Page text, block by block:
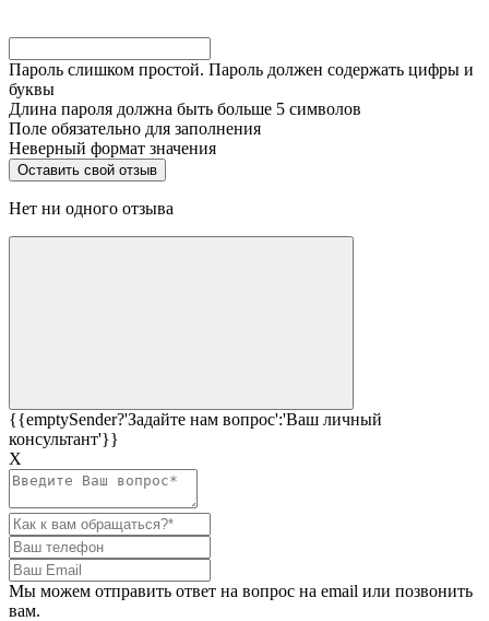
Пароль слишком простой. Пароль должен содержать цифры и
буквы
Длина пароля должна быть больше 5 символов
Поле обязательно для заполнения
Неверный формат значения
Нет ни одного отзыва
{{emptySender?'Задайте нам вопрос':'Ваш личный
консультант'}}
Х
Мы можем отправить ответ на вопрос на email или позвонить
вам.